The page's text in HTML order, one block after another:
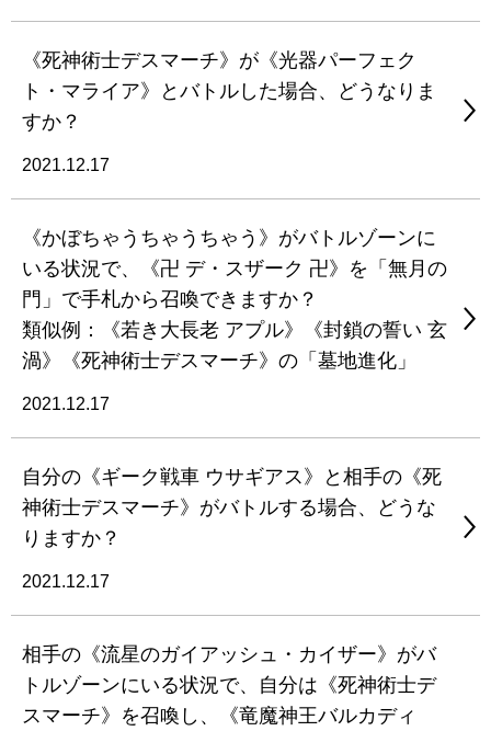
《死神術士デスマーチ》が《光器パーフェク
ト・マライア》とバトルした場合、どうなりま
すか？
2021.12.17
《かぼちゃうちゃうちゃう》がバトルゾーンに
いる状況で、《卍 デ・スザーク 卍》を「無月の
門」で手札から召喚できますか？
類似例：《若き大長老 アプル》《封鎖の誓い 玄
渦》《死神術士デスマーチ》の「墓地進化」
2021.12.17
自分の《ギーク戦車 ウサギアス》と相手の《死
神術士デスマーチ》がバトルする場合、どうな
りますか？
2021.12.17
相手の《流星のガイアッシュ・カイザー》がバ
トルゾーンにいる状況で、自分は《死神術士デ
スマーチ》を召喚し、《竜魔神王バルカディ